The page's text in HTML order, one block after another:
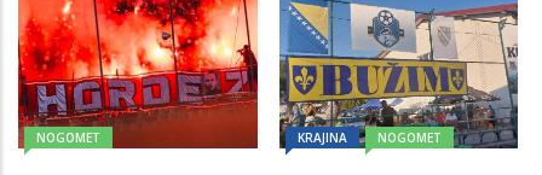
NOGOMET KRAJINA NOGOMET